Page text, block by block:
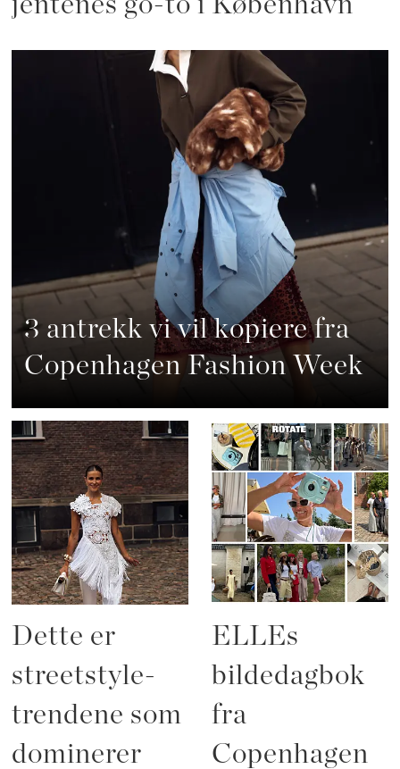
3 antrekk vi vil kopiere fra
Copenhagen Fashion Week
Dette er
streetstyle-
trendene som
dominerer
ELLEs
bildedagbok
fra
Copenhagen